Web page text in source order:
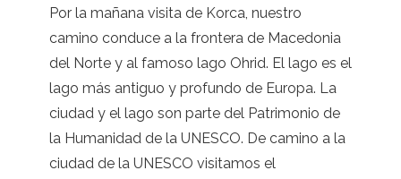
Por la mañana visita de Korca, nuestro
camino conduce a la frontera de Macedonia
del Norte y al famoso lago Ohrid. El lago es el
lago más antiguo y profundo de Europa. La
ciudad y el lago son parte del Patrimonio de
la Humanidad de la UNESCO. De camino a la
ciudad de la UNESCO visitamos el